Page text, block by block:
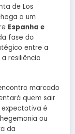
de Los
a um
Espanha e
fase do
entre a
resiliência
marcado
quem sair
expectativa é
ou
da